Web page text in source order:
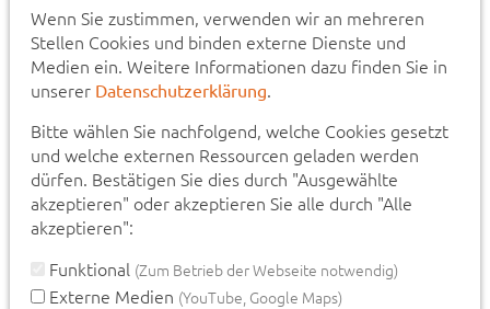
8. Weiterer Hinweis zur
Datenschutzerklärung
Wir behalten uns vor, diese Datenschutzerklärung
gelegentlich anzupassen, damit sie stets den aktuellen
rechtlichen Anforderungen entspricht.
9. Veranstaltungskalender (Einbettung via
iFrame)
Wenn Sie zustimmen, verwenden wir an mehreren
Stellen Cookies und binden externe Dienste und
Medien ein. Weitere Informationen dazu finden Sie in
unserer Datenschutzerklärung.
Bitte wählen Sie nachfolgend, welche Cookies gesetzt
und welche externen Ressourcen geladen werden
dürfen. Bestätigen Sie dies durch "Ausgewählte
akzeptieren" oder akzeptieren Sie alle durch "Alle
akzeptieren":
Funktional (Zum Betrieb der Webseite notwendig)
Externe Medien (YouTube, Google Maps)